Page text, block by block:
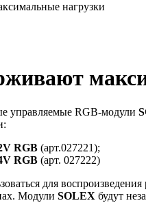
нагрузки
управляемые RGB-модули
RGB (арт.027221);
RGB (арт. 027222)
для
Модули SOLEX будут